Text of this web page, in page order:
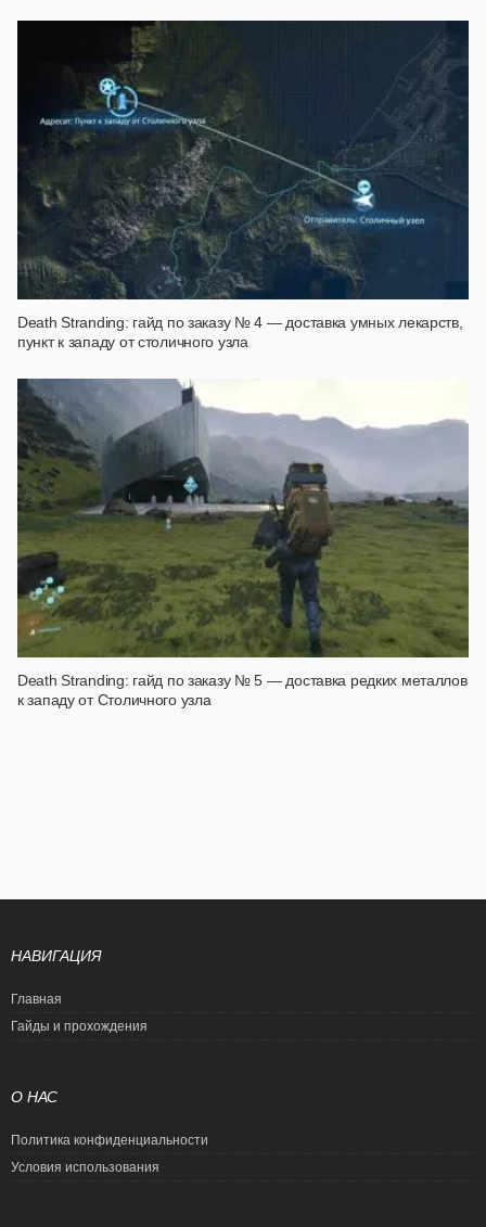
Death Stranding: гайд по заказу № 4 — доставка умных лекарств,
пункт к западу от столичного узла
Death Stranding: гайд по заказу № 5 — доставка редких металлов
к западу от Столичного узла
НАВИГАЦИЯ
Главная
Гайды и прохождения
О НАС
Политика конфиденциальности
Условия использования